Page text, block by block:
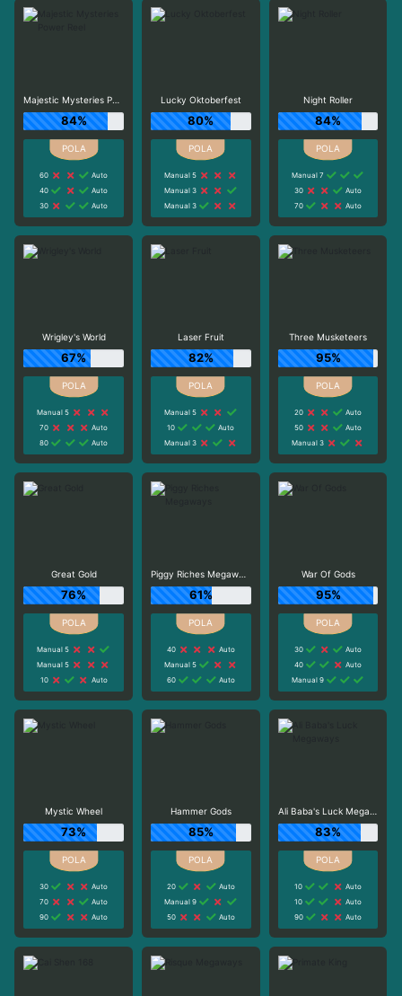
Majestic Mysteries Power Reel
84%
60
Auto
40
Auto
30
Auto
Lucky Oktoberfest
80%
Manual 5
Manual 3
Manual 3
Night Roller
84%
Manual 7
30
Auto
70
Auto
Wrigley's World
67%
Manual 5
70
Auto
80
Auto
Laser Fruit
82%
Manual 5
10
Auto
Manual 3
Three Musketeers
95%
20
Auto
50
Auto
Manual 3
Great Gold
76%
Manual 5
Manual 5
10
Auto
Piggy Riches Megaways
61%
40
Auto
Manual 5
60
Auto
War Of Gods
95%
30
Auto
40
Auto
Manual 9
Mystic Wheel
73%
30
Auto
70
Auto
90
Auto
Hammer Gods
85%
20
Auto
Manual 9
50
Auto
Ali Baba's Luck Megaways
83%
10
Auto
10
Auto
90
Auto